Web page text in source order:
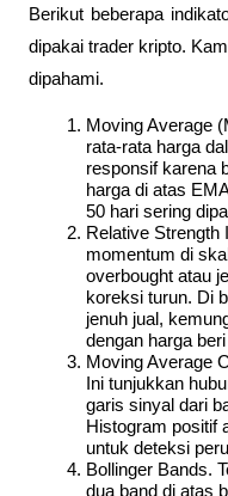
Berikut beberapa
dipakai trader kripto.
dipahami.
Moving Average
rata-rata harga
responsif karena
harga di atas
50 hari sering
Relative Strength
momentum di
overbought atau
koreksi turun. Di
jenuh jual,
dengan harga
Moving Average
Ini tunjukkan
garis sinyal dari
Histogram positif
untuk deteksi
Bollinger Bands.
dua band di atas